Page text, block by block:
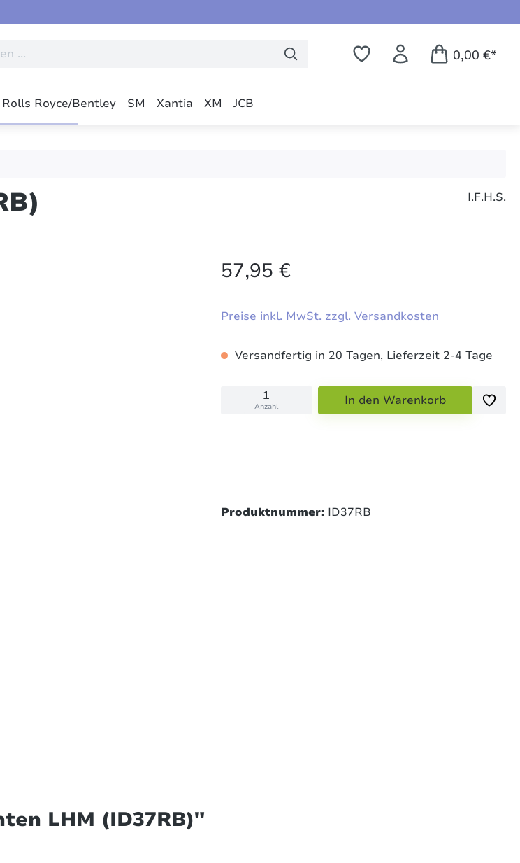
0,00 €*
Rolls Royce/Bentley SM Xantia XM JCB
I.F.H.S.
57,95 €
Preise inkl. MwSt. zzgl. Versandkosten
Versandfertig in 20 Tagen, Lieferzeit 2-4 Tage
Anzahl In den Warenkorb
Produktnummer: ID37RB
LHM (ID37RB)"